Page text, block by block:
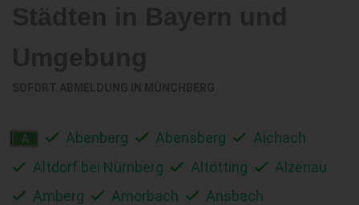
A Abenberg Abensberg
Aichach
Altdorf bei Nürnberg
Altötting
Alzenau
Amberg
Amorbach
Ansbach